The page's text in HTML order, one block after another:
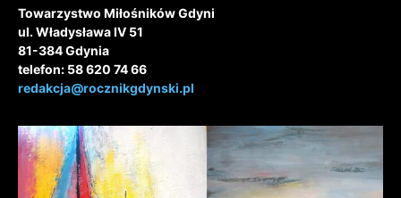
Towarzystwo Miłośników Gdyni
ul. Władysława IV 51
81-384 Gdynia
telefon: 58 620 74 66
redakcja@rocznikgdynski.pl